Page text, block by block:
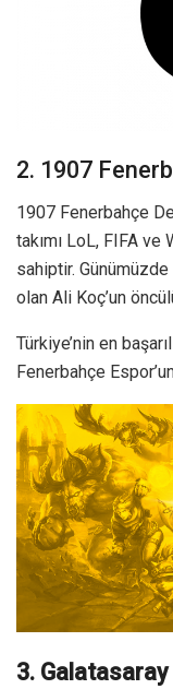
2. 1907
1907 Fenerbahçe
takımı LoL, FIFA
sahiptir. Günümüzde
olan Ali Koç’un
Türkiye’nin en
Fenerbahçe
3.